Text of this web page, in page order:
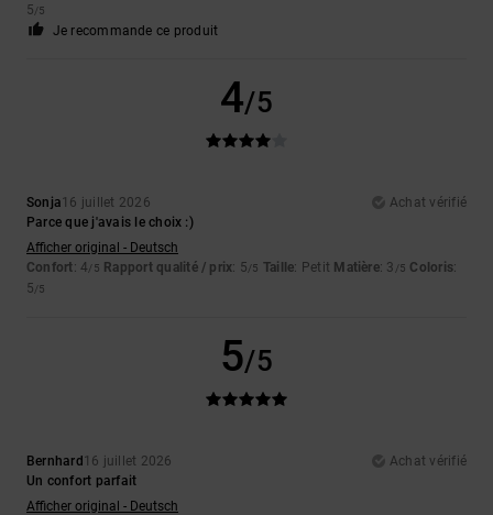
5/5
Je recommande ce produit
4/5
Sonja16 juillet 2026
Achat vérifié
Parce que j'avais le choix :)
Afficher original - Deutsch
Confort: 4/5 Rapport qualité / prix: 5/5 Taille: Petit Matière: 3 /5 Coloris:
5/5
5/5
Bernhard16 juillet 2026
Achat vérifié
Un confort parfait
Afficher original - Deutsch